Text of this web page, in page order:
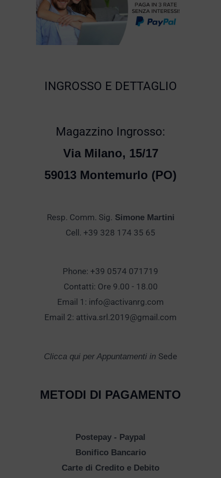
INGROSSO E DETTAGLIO
Magazzino Ingrosso:
Via Milano, 15/17
59013 Montemurlo (PO)
Resp. Comm. Sig. Simone Martini
Cell. +39 328 174 35 65
Phone: +39 0574 071719
Contatti: Ore 9.00 - 18.00
Email 1: info@activanrg.com
Email 2: attiva.srl.2019@gmail.com
Clicca qui per Appuntamenti in Sede
METODI DI PAGAMENTO
Postepay - Paypal
Bonifico Bancario
Carte di Credito e Debito